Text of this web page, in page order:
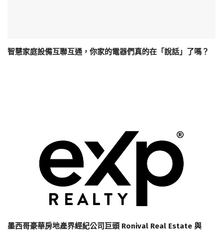
智慧家庭設備互聯互通，你家的電器們真的在「說話」了嗎？
墨西哥豪華房地產界經紀公司巨頭 Ronival Real Estate 與